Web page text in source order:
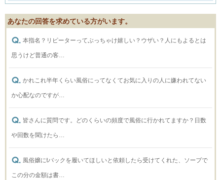
あなたの回答を求めている方がいます。
本指名？リピーターってぶっちゃけ嬉しい？ウザい？人にもよるとは
思うけど普通の客…
かれこれ半年くらい風俗にってなくてお気に入りの人に嫌われてない
か心配なのですが…
皆さんに質問です。どのくらいの頻度で風俗に行かれてますか？日数
や回数を聞けたら…
風俗嬢にtバックを履いてほしいと依頼したら受けてくれた、ソープで
この分の金額は書…